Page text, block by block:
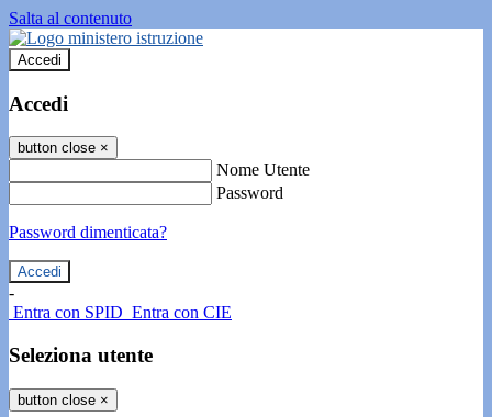
Salta al contenuto
Accedi
Accedi
button close ×
Nome Utente
Password
Password dimenticata?
-
Entra con SPID Entra con CIE
Seleziona utente
button close ×